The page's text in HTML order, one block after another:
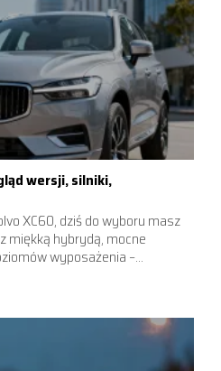
wersji, silniki,
XC60, dziś do wyboru masz
miękką hybrydą, mocne
wyposażenia –...